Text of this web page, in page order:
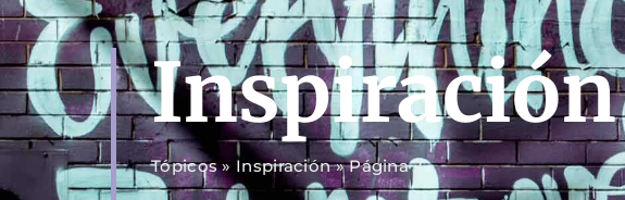
Inspiración
Tópicos» Inspiración»Página 2